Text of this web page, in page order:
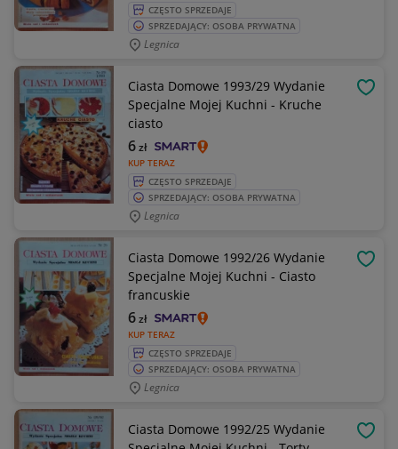
CZĘSTO SPRZEDAJE
SPRZEDAJĄCY: OSOBA PRYWATNA
Legnica
Ciasta Domowe 1993/29 Wydanie
Specjalne Mojej Kuchni - Kruche
ciasto
KUP TERAZ
6zł
CZĘSTO SPRZEDAJE
SPRZEDAJĄCY: OSOBA PRYWATNA
Legnica
Ciasta Domowe 1992/26 Wydanie
Specjalne Mojej Kuchni - Ciasto
francuskie
KUP TERAZ
6zł
CZĘSTO SPRZEDAJE
SPRZEDAJĄCY: OSOBA PRYWATNA
Legnica
Ciasta Domowe 1992/25 Wydanie